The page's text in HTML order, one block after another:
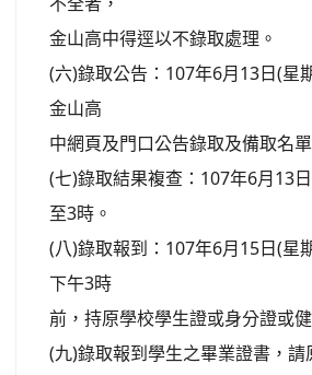
金山高中得逕以不錄取處理。
(六)錄取公告：107年6月13日(星
金山高
中網頁及門口公告錄取及備取名單
(七)錄取結果複查：107年6月13
至3時。
(八)錄取報到：107年6月15日(星
下午3時
前，持原學校學生證或身分證或
(九)錄取報到學生之畢業證書，